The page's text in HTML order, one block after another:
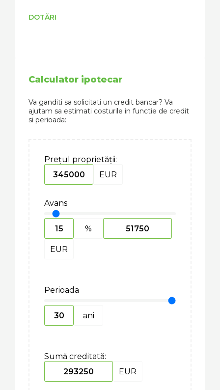
DOTĂRI
Calculator ipotecar
Va ganditi sa solicitati un credit bancar? Va
ajutam sa estimati costurile in functie de credit
si perioada:
Prețul proprietății:
EUR
Avans
%
EUR
Perioada
ani
Sumă creditată:
EUR